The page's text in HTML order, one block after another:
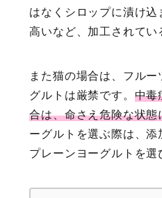
はなくシロップに漬け
高いなど、加工されてい
また猫の場合は、フル
グルトは厳禁です。 中毒
合は、命さえ危険な状態
ーグルトを選ぶ際は、
プレーンヨーグルトを選